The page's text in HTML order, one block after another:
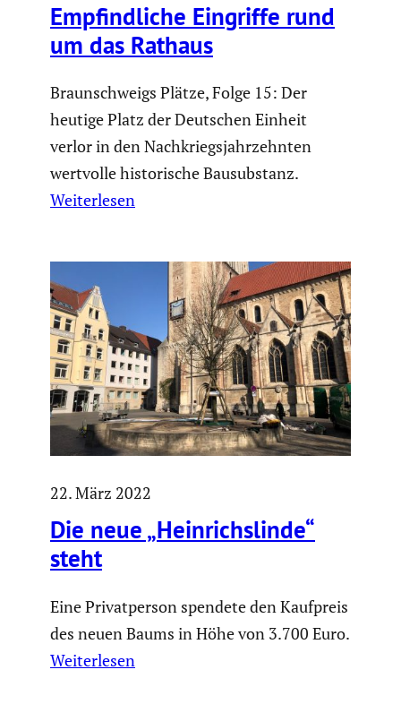
Empfind­liche Eingriffe rund
um das Rathaus
Braunschweigs Plätze, Folge 15: Der
heutige Platz der Deutschen Einheit
verlor in den Nachkriegsjahrzehnten
wertvolle historische Bausubstanz.
Weiterlesen
22. März 2022
Die neue „Heinrichs­linde“
steht
Eine Privatperson spendete den Kaufpreis
des neuen Baums in Höhe von 3.700 Euro.
Weiterlesen